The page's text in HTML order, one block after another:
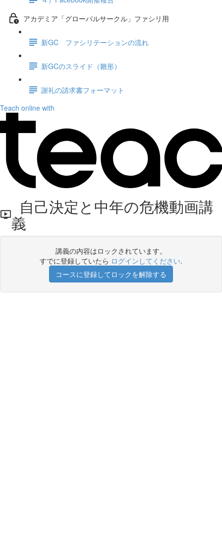
アカデミア「グローバルサークル」ファシリ用
新GC ファシリテーションの流れ
新GCのスライド（雛形）
謝礼の請求書フォーマット
Teach online with
自己決定と中年の危機動画講
義
講義の内容はロックされています。
すでに登録していたら ログインしてください.
コースに登録してロックを解除する